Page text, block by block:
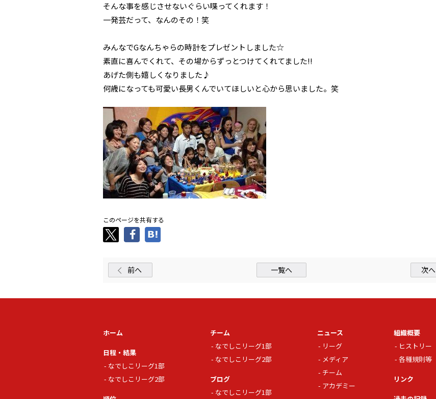
そんな事を感じさせないぐらい喋ってくれます！
一発芸だって、なんのその！笑
みんなでGなんちゃらの時計をプレゼントしました☆
素直に喜んでくれて、その場からずっとつけてくれてました!!
あげた側も嬉しくなりました♪
何歳になっても可愛い長男くんでいてほしいと心から思いました。笑
このページを共有する
前へ 一覧へ 次へ
ホーム
日程・結果
なでしこリーグ1部
なでしこリーグ2部
チーム
なでしこリーグ1部
なでしこリーグ2部
ブログ
なでしこリーグ1部
ニュース
リーグ
メディア
チーム
アカデミー
組織概要
ヒストリー
各種規則等
リンク